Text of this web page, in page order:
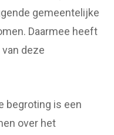
gemeentelijke
Daarmee heeft
deze
begroting is een
over het